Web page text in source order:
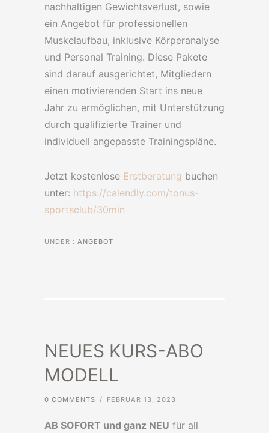
nachhaltigen Gewichtsverlust, sowie
ein Angebot für professionellen
Muskelaufbau, inklusive Körperanalyse
und Personal Training. Diese Pakete
sind darauf ausgerichtet, Mitgliedern
einen motivierenden Start ins neue
Jahr zu ermöglichen, mit Unterstützung
durch qualifizierte Trainer und
individuell angepasste Trainingspläne.
Jetzt kostenlose Erstberatung buchen
unter: https://calendly.com/tonus-
sportsclub/30min
UNDER : ANGEBOT
NEUES KURS-ABO
MODELL
0 COMMENTS / FEBRUAR 13, 2023
AB SOFORT und ganz NEU für all